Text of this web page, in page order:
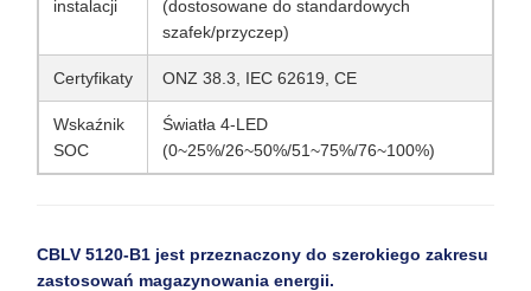
instalacji
(dostosowane do standardowych
szafek/przyczep)
Certyfikaty ONZ 38.3, IEC 62619, CE
Wskaźnik
SOC
Światła 4-LED
(0~25%/26~50%/51~75%/76~100%)
CBLV 5120-B1 jest przeznaczony do szerokiego zakresu
zastosowań magazynowania energii.